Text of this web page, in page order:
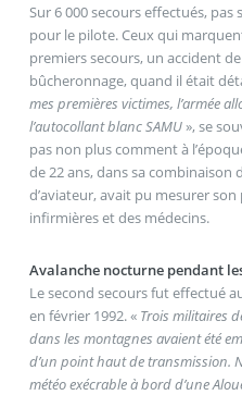
Sur 6 000 secours effectués,
pour le pilote. Ceux qui
premiers secours, un accident
bûcheronnage, quand il était
mes premières victimes, l’armée
l’autocollant blanc SAMU», se
pas non plus comment à
de 22 ans, dans sa combinaison
d’aviateur, avait pu mesurer
infirmières et des médecins.
Avalanche nocturne pendant
Le second secours fut effectué
en février 1992. « Trois militaires
dans les montagnes avaient été
d’un point haut de transmission.
météo exécrable à bord d’une